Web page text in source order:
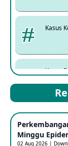
Kasus
Kasus
Mpox
Minggu
02 Aug 2026 |